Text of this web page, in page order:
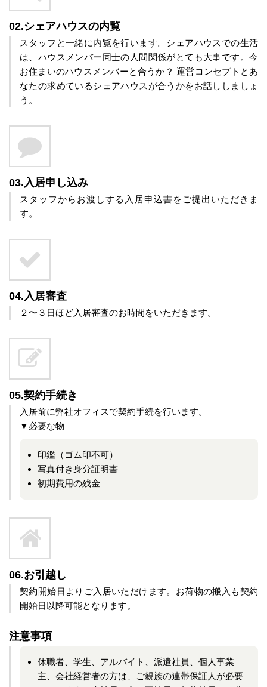
02.シェアハウスの内覧
スタッフと一緒に内覧を行います。シェアハウスでの生活
は、ハウスメンバー同士の人間関係がとても大事です。 今
お住まいのハウスメンバーと合うか？ 運営コンセプトとあ
なたの求めているシェアハウスが合うかをお話ししましょ
う。
03.入居申し込み
スタッフからお渡しする入居申込書をご提出いただきま
す。
04.入居審査
２〜３日ほど入居審査のお時間をいただきます。
05.契約手続き
入居前に弊社オフィスで契約手続を行います。
▼必要な物
印鑑（ゴム印不可）
写真付き身分証明書
初期費用の残金
06.お引越し
契約開始日よりご入居いただけます。お荷物の搬入も契約
開始日以降可能となります。
注意事項
休職者、学生、アルバイト、派遣社員、個人事業
主、会社経営者の方は、ご親族の連帯保証人が必要